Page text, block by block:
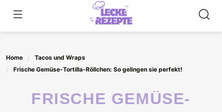
content
Home
Tacos und Wraps
Frische Gemüse-Tortilla-Röllchen: So gelingen sie perfekt!
FRISCHE GEMÜSE-